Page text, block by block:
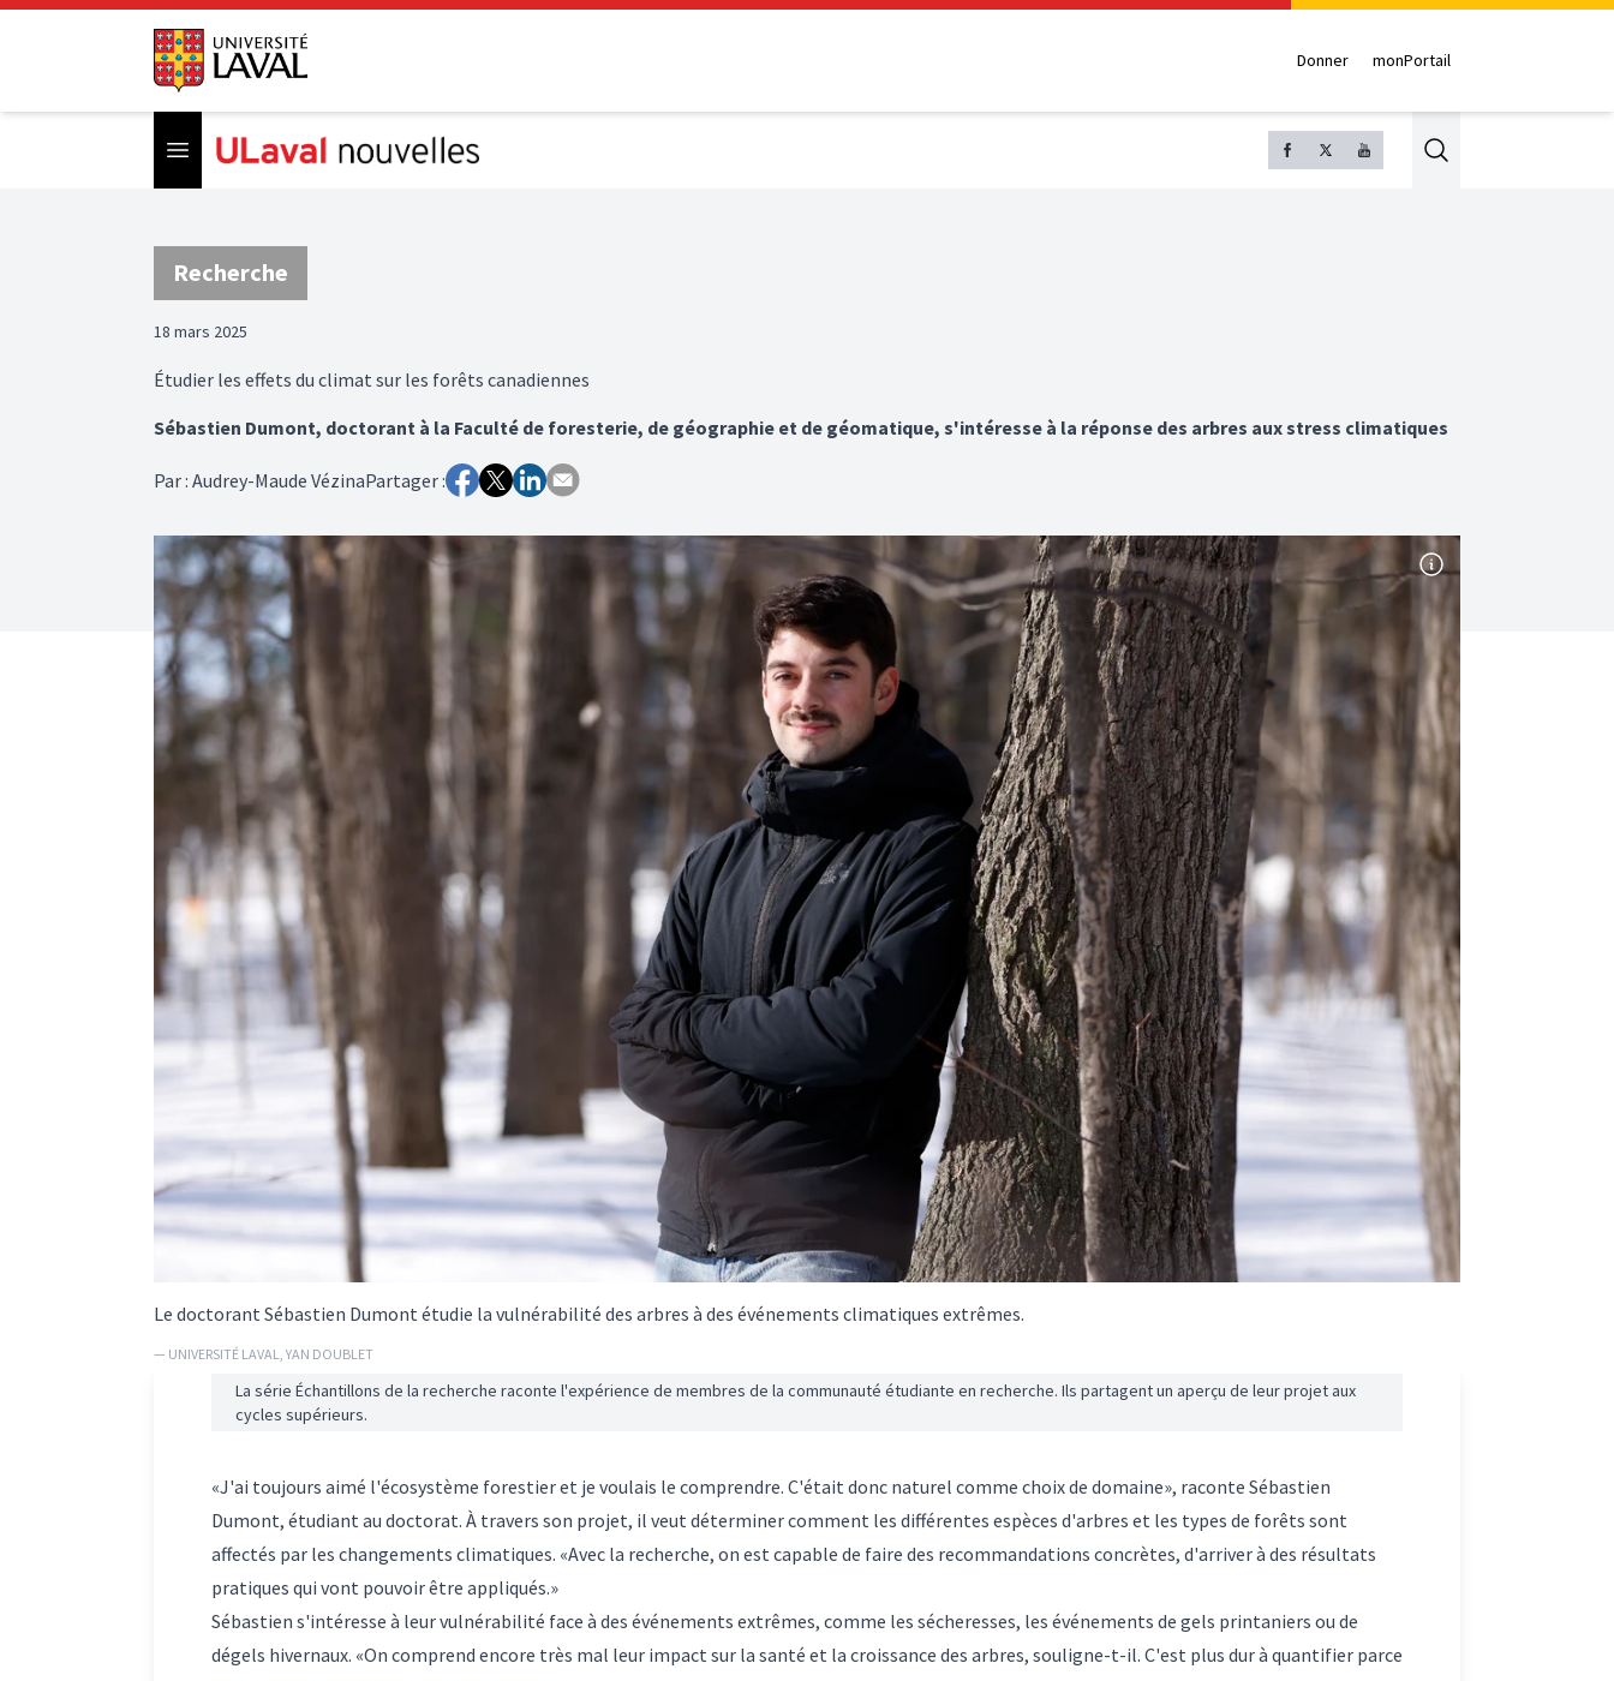
Donner monPortail
Open menu Search
Recherche
18 mars 2025
Étudier les effets du climat sur les forêts canadiennes
Sébastien Dumont, doctorant à la Faculté de foresterie, de géographie et de géomatique, s'intéresse à la réponse des arbres aux stress climatiques
Par: Audrey-Maude VézinaPartager :
Le doctorant Sébastien Dumont étudie la vulnérabilité des arbres à des événements climatiques extrêmes.
— UNIVERSITÉ LAVAL, YAN DOUBLET
La série Échantillons de la recherche raconte l'expérience de membres de la communauté étudiante en recherche. Ils partagent un aperçu de leur projet aux
cycles supérieurs.
«J'ai toujours aimé l'écosystème forestier et je voulais le comprendre. C'était donc naturel comme choix de domaine», raconte Sébastien
Dumont, étudiant au doctorat. À travers son projet, il veut déterminer comment les différentes espèces d'arbres et les types de forêts sont
affectés par les changements climatiques. «Avec la recherche, on est capable de faire des recommandations concrètes, d'arriver à des résultats
pratiques qui vont pouvoir être appliqués.»
Sébastien s'intéresse à leur vulnérabilité face à des événements extrêmes, comme les sécheresses, les événements de gels printaniers ou de
dégels hivernaux. «On comprend encore très mal leur impact sur la santé et la croissance des arbres, souligne-t-il. C'est plus dur à quantifier parce